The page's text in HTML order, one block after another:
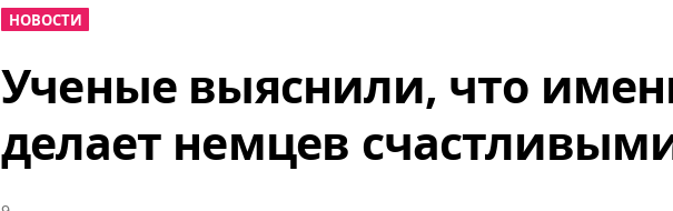
НОВОСТИ
Ученые выяснили, что
делает немцев